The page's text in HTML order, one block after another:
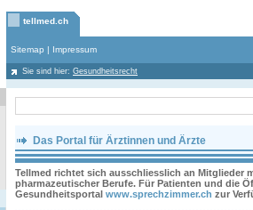
tellmed.ch
Sitemap | Impressum
Sie sind hier: Gesundheitsrecht
Das Portal für Ärztinnen und Ärzte
Tellmed richtet sich ausschliesslich an Mitglieder
pharmazeutischer Berufe. Für Patienten und die
Gesundheitsportal www.sprechzimmer.ch zur